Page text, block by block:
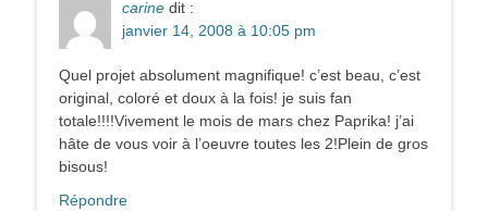
carine dit :
janvier 14, 2008 à 10:05 pm
Quel projet absolument magnifique! c’est beau, c’est
original, coloré et doux à la fois! je suis fan
totale!!!!Vivement le mois de mars chez Paprika! j’ai
hâte de vous voir à l’oeuvre toutes les 2!Plein de gros
bisous!
Répondre